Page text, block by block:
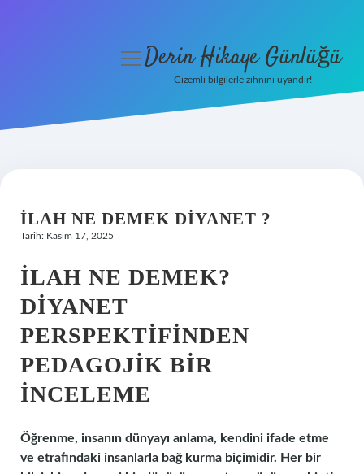
Hakkımızda
menüyüDerin Hikaye Günlüğü
Gizemli bilgilerle zihnini uyandır!
İLAH NE DEMEK DIYANET ?
Tarih: Kasım 17, 2025
İLAH NE DEMEK?
DIYANET
PERSPEKTIFINDEN
PEDAGOJIK BIR
İNCELEME
Öğrenme, insanın dünyayı anlama, kendini ifade etme
ve etrafındaki insanlarla bağ kurma biçimidir. Her bir